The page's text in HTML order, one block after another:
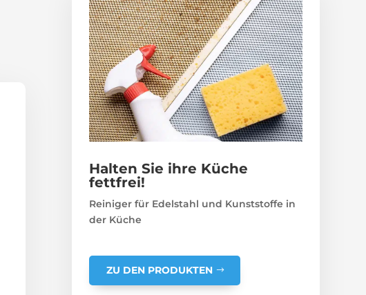
Halten Sie ihre Küche
fettfrei!
Reiniger für Edelstahl und Kunststoffe in
der Küche
ZU DEN PRODUKTEN